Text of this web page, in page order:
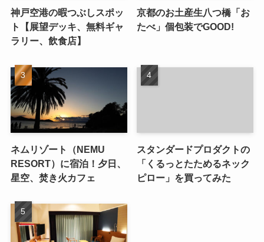
神戸空港の暇つぶしスポッ
ト【展望デッキ、無料ギャ
ラリー、飲食店】
京都のお土産生八つ橋「お
たべ」個包装でGOOD!
ネムリゾート（NEMU
RESORT）に宿泊！夕日、
星空、焚き火カフェ
スタンダードプロダクトの
「くるっとたためるネック
ピロー」を買ってみた